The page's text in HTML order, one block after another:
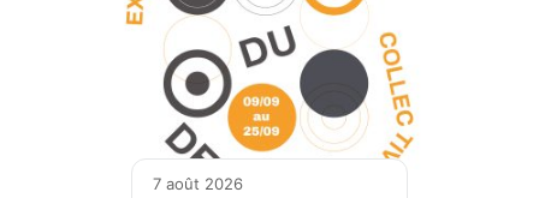
7 août 2026